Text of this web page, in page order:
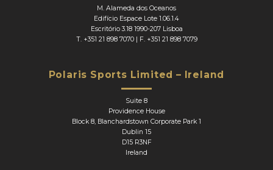
M. Alameda dos Oceanos
Edifício Espace Lote 1.06.1.4
Escritório 3.18 1990-207 Lisboa
T. +351 21 898 7070| F. +351 21 898 7079
Polaris Sports Limited – Ireland
Suite 8
Providence House
Block 8, Blanchardstown Corporate Park 1
Dublin 15
D15 R3NF
Ireland